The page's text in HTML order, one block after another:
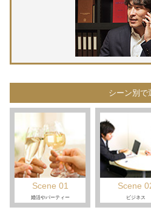
シーン別で
Scene 01
婚活やパーティー
Scene
ビジネス